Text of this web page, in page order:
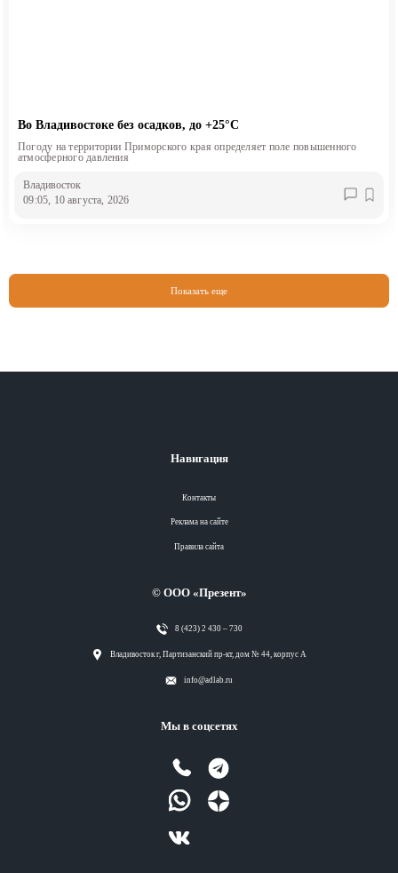
Во Владивостоке без осадков, до +25°С
Погоду на территории Приморского края определяет поле повышенного
атмосферного давления
Владивосток
09:05, 10 августа, 2026
Показать еще
Навигация
Контакты
Реклама на сайте
Правила сайта
© ООО «Презент»
8 (423) 2 430 – 730
Владивосток г, Партизанский пр-кт, дом № 44, корпус А
info@adlab.ru
Мы в соцсетях